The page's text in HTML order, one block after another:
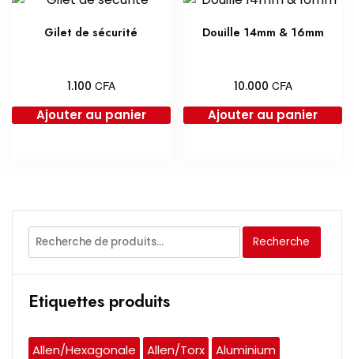
Gilet de sécurité
1.100 CFA
Ajouter au panier
Douille 14mm & 16mm
10.000 CFA
Ajouter au panier
Recherche
pour :
Recherche
Etiquettes produits
Allen/Hexagonale Allen/Torx
Aluminium